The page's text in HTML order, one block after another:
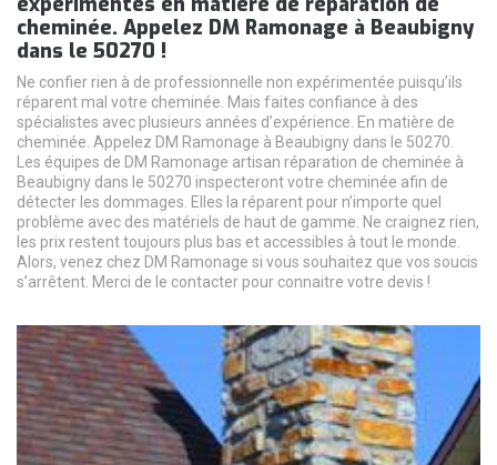
cheminée. Appelez DM Ramonage à Beaubigny
dans le 50270 !
Ne confier rien à de professionnelle non expérimentée puisqu’ils
réparent mal votre cheminée. Mais faites confiance à des
spécialistes avec plusieurs années d’expérience. En matière de
cheminée. Appelez DM Ramonage à Beaubigny dans le 50270.
Les équipes de DM Ramonage artisan réparation de cheminée à
Beaubigny dans le 50270 inspecteront votre cheminée afin de
détecter les dommages. Elles la réparent pour n’importe quel
problème avec des matériels de haut de gamme. Ne craignez rien,
les prix restent toujours plus bas et accessibles à tout le monde.
Alors, venez chez DM Ramonage si vous souhaitez que vos soucis
s’arrêtent. Merci de le contacter pour connaitre votre devis !